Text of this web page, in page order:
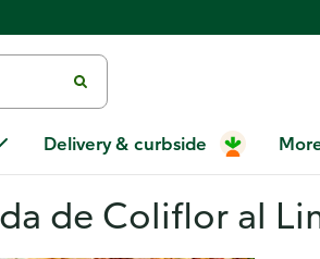
Delivery & curbside
de Coliflor al